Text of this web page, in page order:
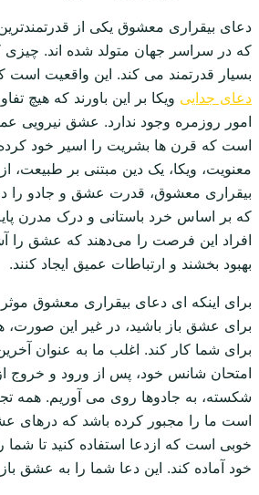
دعای بیقراری معشوق یکی از
که در سراسر جهان متولد شده اند. چیزی
بسیار قدرتمند می کند. این واقعیت
دعای جدایی ویکا بر این باورند که هیچ
امور روزمره وجود ندارد. عشق نیرویی
است که قرن ها بشریت را اسیر خود
معنویت، ویکا، یک دین مبتنی بر طبیعت،
بیقراری معشوق، قدرت عشق و جادو را
که بر اساس خرد باستانی و درک مدرن
افراد این فرصت را می‌دهند که عشق را
بهبود بخشند و ارتباطات عمیق ایجاد کنند.
برای اینکه ای دعای بیقراری معشوق موثر
برای عشق باز باشید، در غیر این صورت،
برای شما کار کند. اغلب ما به عنوان
امتحان شانس خود، پس از ورود و خروج
شکسته، به جادوها روی می آوریم. همه
است ما را مجبور کرده باشد که درهای
خوبی است که ازدعا استفاده کنید تا
خود آماده کند. این دعا شما را به عشق